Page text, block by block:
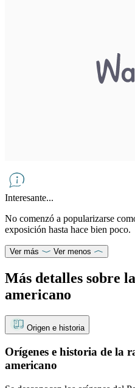
Interesante...
No comenzó a popularizarse
exposición hasta hace bien poco.
Ver más Ver menos
Más detalles sobre
americano
Origen e historia
Orígenes e historia de la
americano